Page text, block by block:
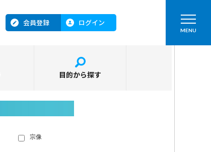
会員登録 ログイン
MENU
目的から探す
宗像